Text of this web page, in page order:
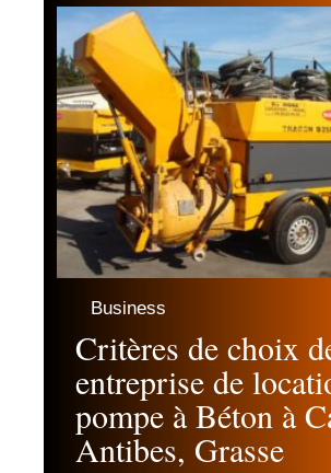
Business
Critères de choix
entreprise de
pompe à Béton à
Antibes, Grasse